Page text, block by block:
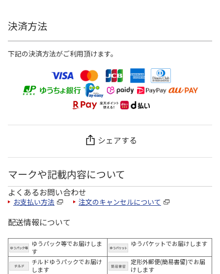
決済方法
下記の決済方法がご利用頂けます。
シェアする
マークや記載内容について
よくあるお問い合わせ
お支払い方法 注文のキャンセルについて
配送情報について
ゆうパック等でお届けしま
す
ゆうパケットでお届けします
チルドゆうパックでお届け
します
定形外郵便(簡易書留)でお届
けします